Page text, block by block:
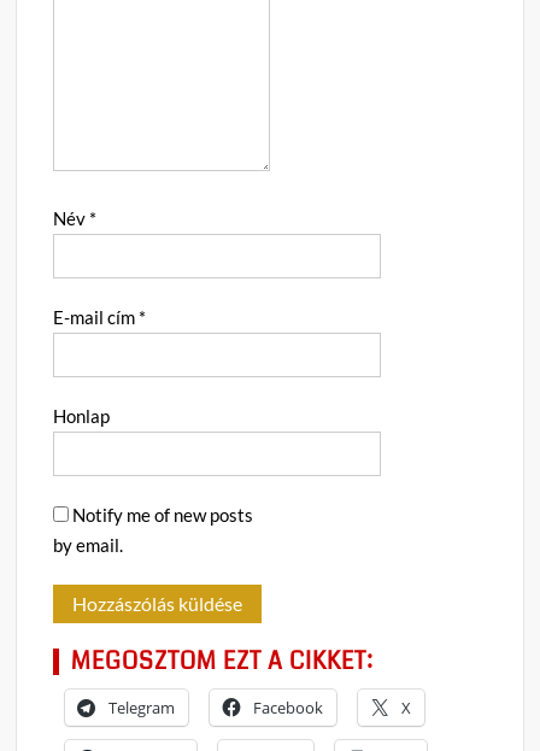
Név *
E-mail cím *
Honlap
Notify me of new posts
by email.
MEGOSZTOM EZT A CIKKET:
Telegram Facebook X